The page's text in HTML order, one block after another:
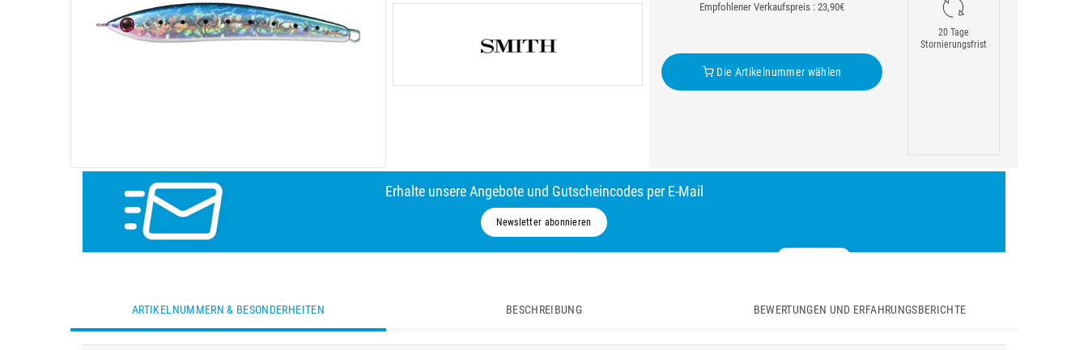
Empfohlener Verkaufspreis : 23,90€
Die Artikelnummer wählen
20 Tage
Stornierungsfrist
Erhalte unsere Angebote und Gutscheincodes per E-Mail
Newsletter abonnieren
ARTIKELNUMMERN & BESONDERHEITEN BESCHREIBUNG BEWERTUNGEN UND ERFAHRUNGSBERICHTE